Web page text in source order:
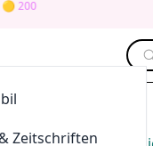
Zeitschriften